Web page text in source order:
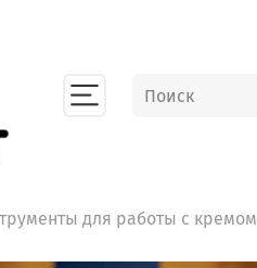
для работы с кремом